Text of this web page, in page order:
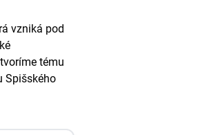
vzniká pod
tému
Spišského